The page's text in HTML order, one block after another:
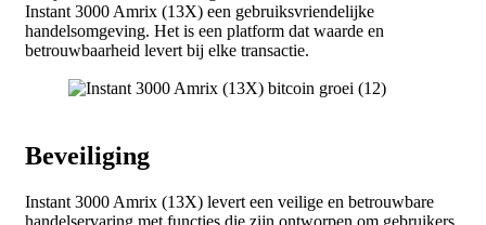
Instant 3000 Amrix (13X) een gebruiksvriendelijke
handelsomgeving. Het is een platform dat waarde en
betrouwbaarheid levert bij elke transactie.
Beveiliging
Instant 3000 Amrix (13X) levert een veilige en betrouwbare